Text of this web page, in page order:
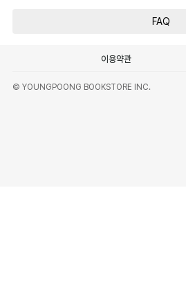
FAQ
이용약관
© YOUNGPOONG BOOKSTORE INC.